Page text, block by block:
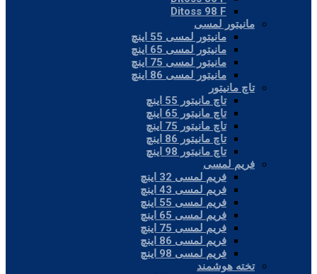
Ditoss 98 F
مانیتور لمسی
مانیتور لمسی 55 اینچ
مانیتور لمسی 65 اینچ
مانیتور لمسی 75 اینچ
مانیتور لمسی 86 اینچ
تاچ مانیتور
تاچ مانیتور 55 اینچ
تاچ مانیتور 65 اینچ
تاچ مانیتور 75 اینچ
تاچ مانیتور 86 اینچ
تاچ مانیتور 98 اینچ
فریم لمسی
فریم لمسی 32 اینچ
فریم لمسی 43 اینچ
فریم لمسی 55 اینچ
فریم لمسی 65 اینچ
فریم لمسی 75 اینچ
فریم لمسی 86 اینچ
فریم لمسی 98 اینچ
تخته هوشمند